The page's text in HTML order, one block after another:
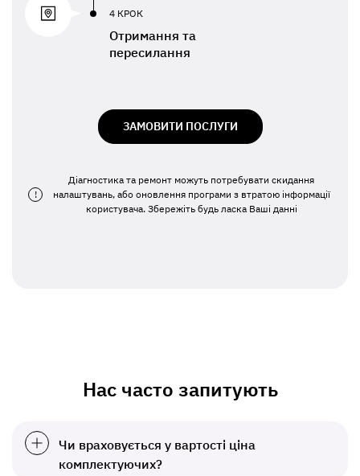
4 КРОК
Отримання та
пересилання
ЗАМОВИТИ ПОСЛУГИ
!
Діагностика та ремонт можуть потребувати скидання
налаштувань, або оновлення програми з втратою інформації
користувача. Збережіть будь ласка Ваші данні
Нас часто запитують
Чи враховується у вартості ціна
комплектуючих?